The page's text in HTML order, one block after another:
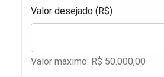
Valor desejado (R$)
Valor máximo: R$ 50.000,00